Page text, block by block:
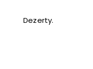
Dezerty.